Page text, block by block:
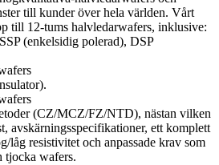
till kunder över hela världen. Vårt
till 12-tums halvledarwafers, inklusive:
(enkelsidig polerad), DSP
(CZ/MCZ/FZ/NTD), nästan vilken
avskärningsspecifikationer, ett komplett
låg resistivitet och anpassade krav som
tjocka wafers.